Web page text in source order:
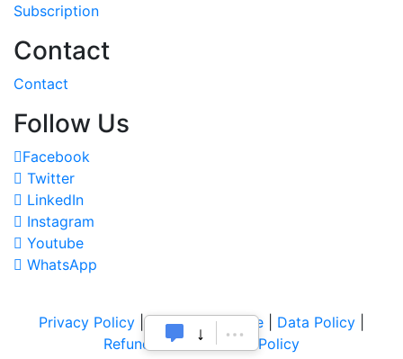
Subscription
Contact
Contact
Follow Us
Facebook
Twitter
LinkedIn
Instagram
Youtube
WhatsApp
Privacy Policy |Terms of Service Data Policy
Refund & Cancellation Policy